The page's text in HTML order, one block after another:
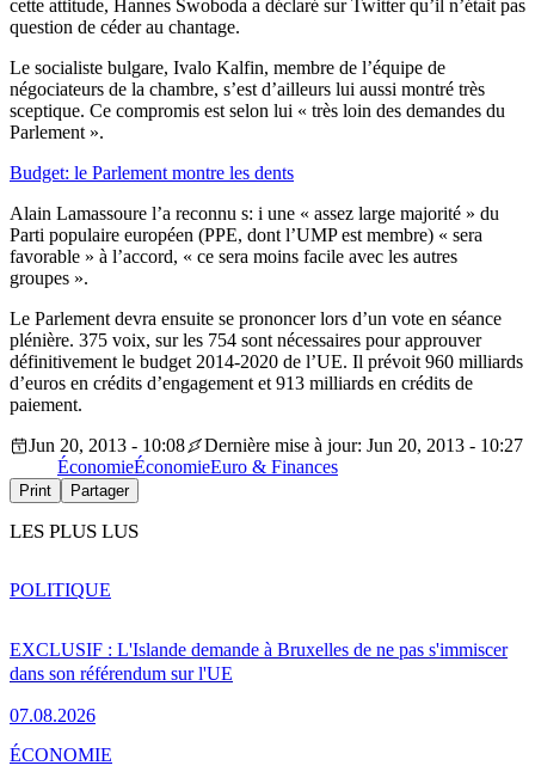
cette attitude, Hannes Swoboda a déclaré sur Twitter qu’il n’était pas
question de céder au chantage.
Le socialiste bulgare, Ivalo Kalfin, membre de l’équipe de
négociateurs de la chambre, s’est d’ailleurs lui aussi montré très
sceptique. Ce compromis est selon lui « très loin des demandes du
Parlement ».
Budget: le Parlement montre les dents
Alain Lamassoure l’a reconnu s: i une « assez large majorité » du
Parti populaire européen (PPE, dont l’UMP est membre) « sera
favorable » à l’accord, « ce sera moins facile avec les autres
groupes ».
Le Parlement devra ensuite se prononcer lors d’un vote en séance
plénière. 375 voix, sur les 754 sont nécessaires pour approuver
définitivement le budget 2014-2020 de l’UE. Il prévoit 960 milliards
d’euros en crédits d’engagement et 913 milliards en crédits de
paiement.
Jun 20, 2013 - 10:08
Dernière mise à jour: Jun 20, 2013 - 10:27
ÉconomieÉconomieEuro & Finances
Print Partager
LES PLUS LUS
EXCLUSIF : L'Islande demande à Bruxelles de ne pas s'immiscer
dans son référendum sur l'UE
07.08.2026
POLITIQUE
ÉCONOMIE